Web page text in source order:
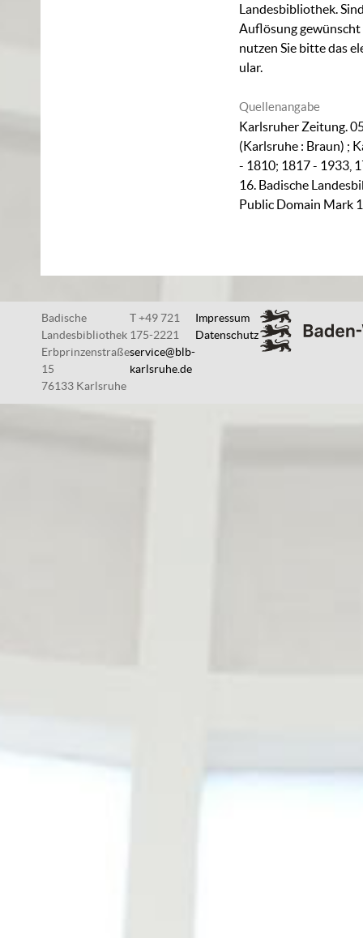
Landesbibliothek.
Auflösung
nutzen Sie bitte das
ular.
Quellenangabe
Karlsruher Zeitung.
(Karlsruhe : Braun) ;
- 1810; 1817 - 1933,
16. Badische
Public Domain Mark
Badische
Landesbibliothek
Erbprinzenstraße
15
76133 Karlsruhe
T +49 721
175-2221
service@blb-
karlsruhe.de
Impressum
Datenschutz